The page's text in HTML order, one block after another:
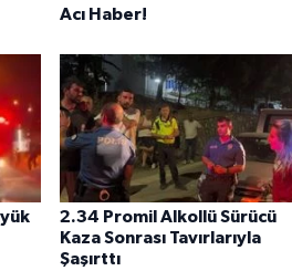
Acı Haber!
2.34 Promil Alkollü Sürücü
Kaza Sonrası Tavırlarıyla
Şaşırttı